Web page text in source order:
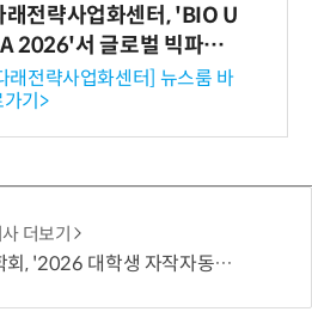
래전략사업화센터, 'BIO U
2026'서 글로벌 빅파마
의 비즈니스 미팅 지원…K
이오 해외 진출 교두보 확
래전략사업화센터] 뉴스룸 바
기>
더보기
대학생 자작자동차대회 포뮬러 부문' 개최